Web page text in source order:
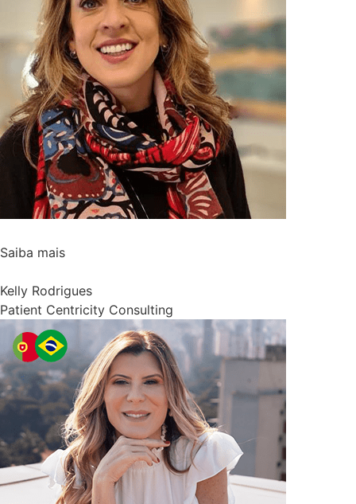
Saiba mais
Kelly Rodrigues
Patient Centricity Consulting